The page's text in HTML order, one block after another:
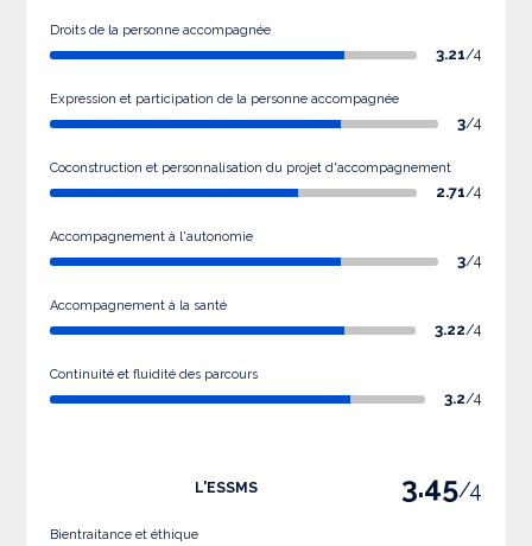
Droits de la personne accompagnée
3.21/4
Expression et participation de la personne accompagnée
3/4
Coconstruction et personnalisation du projet d'accompagnement
2.71/4
Accompagnement à l'autonomie
3/4
Accompagnement à la santé
3.22/4
Continuité et fluidité des parcours
3.2/4
L'ESSMS 3.45/4
Bientraitance et éthique